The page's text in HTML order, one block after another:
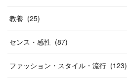
教養 (25)
センス・感性 (87)
ファッション・スタイル・流行 (123)